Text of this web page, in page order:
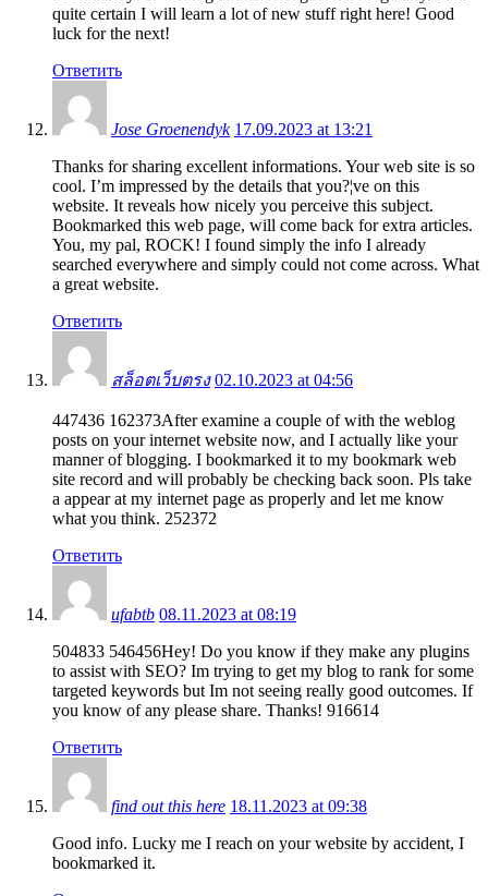
quite certain I will learn a lot of new stuff right here! Good
luck for the next!
Ответить
Jose Groenendyk 17.09.2023 at 13:21
Thanks for sharing excellent informations. Your web site is so
cool. I’m impressed by the details that you?¦ve on this
website. It reveals how nicely you perceive this subject.
Bookmarked this web page, will come back for extra articles.
You, my pal, ROCK! I found simply the info I already
searched everywhere and simply could not come across. What
a great website.
Ответить
สล็อตเว็บตรง 02.10.2023 at 04:56
447436 162373After examine a couple of with the weblog
posts on your internet website now, and I actually like your
manner of blogging. I bookmarked it to my bookmark web
site record and will probably be checking back soon. Pls take
a appear at my internet page as properly and let me know
what you think. 252372
Ответить
ufabtb 08.11.2023 at 08:19
504833 546456Hey! Do you know if they make any plugins
to assist with SEO? Im trying to get my blog to rank for some
targeted keywords but Im not seeing really good outcomes. If
you know of any please share. Thanks! 916614
Ответить
find out this here 18.11.2023 at 09:38
Good info. Lucky me I reach on your website by accident, I
bookmarked it.